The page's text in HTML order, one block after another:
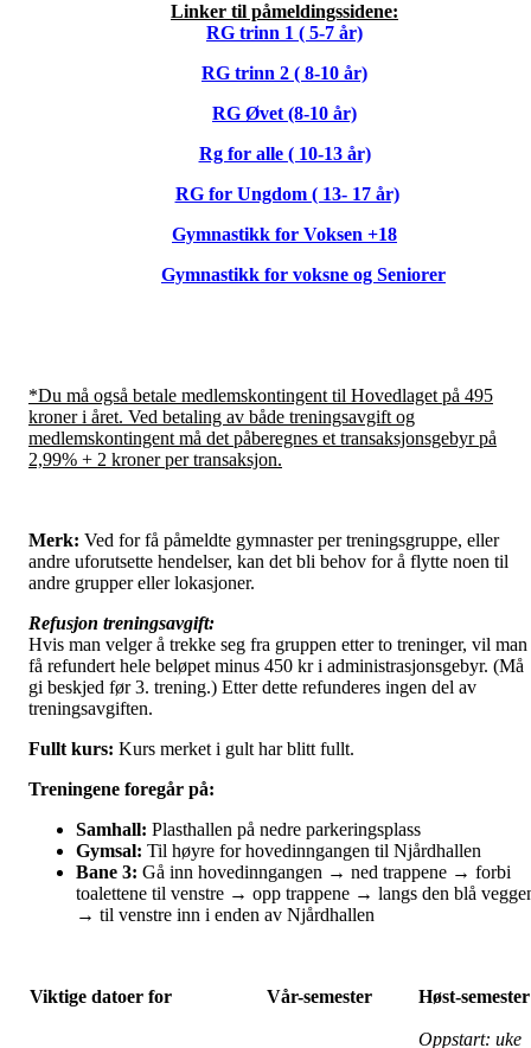
Linker til påmeldingssidene:
RG trinn 1 ( 5-7 år)
RG trinn 2 ( 8-10 år)
RG Øvet (8-10 år)
Rg for alle ( 10-13 år)
RG for Ungdom ( 13- 17 år)
Gymnastikk for Voksen +18
Gymnastikk for voksne og Seniorer
*Du må også betale medlemskontingent til Hovedlaget på 495
kroner i året. Ved betaling av både treningsavgift og
medlemskontingent må det påberegnes et transaksjonsgebyr på
2,99% + 2 kroner per transaksjon.
Merk: Ved for få påmeldte gymnaster per treningsgruppe, eller
andre uforutsette hendelser, kan det bli behov for å flytte noen til
andre grupper eller lokasjoner.
Refusjon treningsavgift:
Hvis man velger å trekke seg fra gruppen etter to treninger, vil man
få refundert hele beløpet minus 450 kr i administrasjonsgebyr. (Må
gi beskjed før 3. trening.) Etter dette refunderes ingen del av
treningsavgiften.
Fullt kurs: Kurs merket i gult har blitt fullt.
Treningene foregår på:
Samhall: Plasthallen på nedre parkeringsplass
Gymsal: Til høyre for hovedinngangen til Njårdhallen
Bane 3: Gå inn hovedinngangen → ned trappene → forbi
toalettene til venstre → opp trappene → langs den blå
→ til venstre inn i enden av Njårdhallen
Viktige datoer for Vår-semester Høst-semester
Oppstart: uke